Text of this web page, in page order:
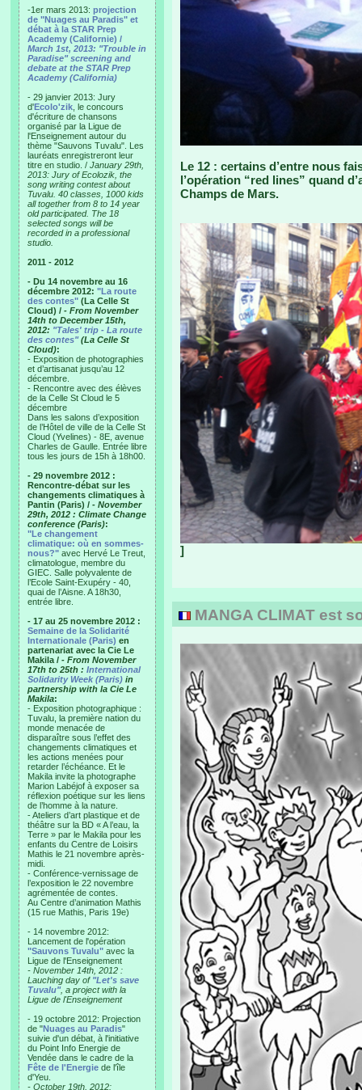
-1er mars 2013: projection
de "Nuages au Paradis" et
débat à la STAR Prep
Academy (Californie) /
March 1st, 2013: "Trouble in
Paradise" screening and
debate at the STAR Prep
Academy (California)
- 29 janvier 2013: Jury
d'Ecolo'zik , le concours
d'écriture de chansons
organisé par la Ligue de
l'Enseignement autour du
thème "Sauvons Tuvalu". Les
lauréats enregistreront leur
titre en studio. / January 29th,
2013: Jury of Ecolozik, the
song writing contest about
Tuvalu. 40 classes, 1000 kids
all together from 8 to 14 year
old participated. The 18
selected songs will be
recorded in a professional
studio.
2011 - 2012
- Du 14 novembre au 16
décembre 2012: "La route
des contes" (La Celle St
Cloud) / - From November
14th to December 15th,
2012: "Tales' trip - La route
des contes"(La Celle St
Cloud):
- Exposition de photographies
et d’artisanat jusqu’au 12
décembre.
- Rencontre avec des élèves
de la Celle St Cloud le 5
décembre
Dans les salons d’exposition
de l’Hôtel de ville de la Celle St
Cloud (Yvelines) - 8E, avenue
Charles de Gaulle. Entrée libre
tous les jours de 15h à 18h00.
- 29 novembre 2012 :
Rencontre-débat sur les
changements climatiques à
Pantin (Paris) / - November
29th, 2012 : Climate Change
conference (Paris):
"Le changement
climatique: où en sommes-
nous?" avec Hervé Le Treut,
climatologue, membre du
GIEC. Salle polyvalente de
l’Ecole Saint-Exupéry - 40,
quai de l’Aisne. A 18h30,
entrée libre.
- 17 au 25 novembre 2012 :
Semaine de la Solidarité
Internationale (Paris) en
partenariat avec la Cie Le
Makila / - From November
17th to 25th : International
Solidarity Week (Paris) in
partnership with la Cie Le
Makila:
- Exposition photographique :
Tuvalu, la première nation du
monde menacée de
disparaître sous l’effet des
changements climatiques et
les actions menées pour
retarder l’échéance. Et le
Makila invite la photographe
Marion Labéjof à exposer sa
réflexion poétique sur les liens
de l’homme à la nature.
- Ateliers d’art plastique et de
théâtre sur la BD « A l’eau, la
Terre » par le Makila pour les
enfants du Centre de Loisirs
Mathis le 21 novembre après-
midi.
- Conférence-vernissage de
l’exposition le 22 novembre
agrémentée de contes.
Au Centre d’animation Mathis
(15 rue Mathis, Paris 19e)
- 14 novembre 2012:
Lancement de l'opération
"Sauvons Tuvalu" avec la
Ligue de l'Enseignement
- November 14th, 2012 :
Lauching day of "Let's save
Tuvalu", a project with la
Ligue de l'Enseignement
- 19 octobre 2012: Projection
de "Nuages au Paradis"
suivie d'un débat, à l'initiative
du Point Info Energie de
Vendée dans le cadre de la
Fête de l'Energie de l'île
d'Yeu.
- October 19th, 2012:
Le 12 : certains d’entre nous
l’opération “red lines” quand
Champs de Mars.
]
MANGA CLIMAT est